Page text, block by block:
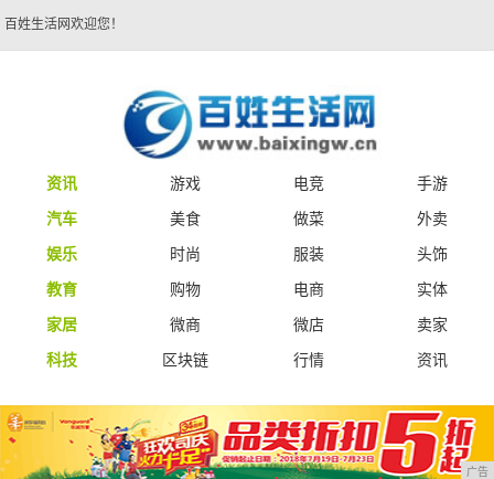
百姓生活网欢迎您！
资讯 游戏 电竞
手游
汽车
美食 做菜
外卖
娱乐
时尚 服装
头饰
教育
购物 电商
实体
家居
微商 微店
卖家
科技
区块链 行情 资讯
广告